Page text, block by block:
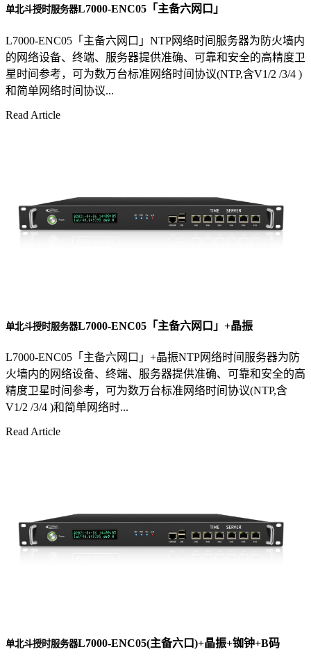
单北斗授时服务器L7000-ENC05「主备六网口」
L7000-ENC05「主备六网口」NTP网络时间服务器为防火墙内
的网络设备、终端、服务器提供准确、可靠和安全的高精度卫
星时间参考，可为数万台标准网络时间协议(NTP,含V1/2 /3/4 )
和简单网络时间协议...
Read Article
单北斗授时服务器L7000-ENC05「主备六网口」+晶振
L7000-ENC05「主备六网口」+晶振NTP网络时间服务器为防
火墙内的网络设备、终端、服务器提供准确、可靠和安全的高
精度卫星时间参考，可为数万台标准网络时间协议(NTP,含
V1/2 /3/4 )和简单网络时...
Read Article
单北斗授时服务器L7000-ENC05(主备六口)+晶振+铷钟+B码